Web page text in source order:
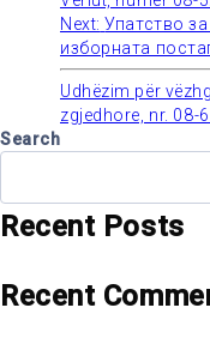
Next: Упатство
изборната
Udhëzim për
zgjedhore, nr. 08-
Search
Recent Posts
Recent